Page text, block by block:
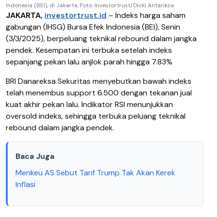
Indonesia (BEI), di Jakarta. Foto: Investortrust/Dicki Antariksa.
JAKARTA, investortrust.id – Indeks harga saham
gabungan (IHSG) Bursa Efek Indonesia (BEI), Senin
(3/3/2025), berpeluang teknikal rebound dalam jangka
pendek. Kesempatan ini terbuka setelah indeks
sepanjang pekan lalu anjlok parah hingga 7.83%
BRI Danareksa Sekuritas menyebutkan bawah indeks
telah menembus support 6.500 dengan tekanan jual
kuat akhir pekan lalu. Indikator RSI menunjukkan
oversold indeks, sehingga terbuka peluang teknikal
rebound dalam jangka pendek.
Baca Juga
Menkeu AS Sebut Tarif Trump Tak Akan Kerek
Inflasi